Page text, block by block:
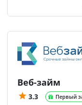
Веб-займ
3.3 Первый